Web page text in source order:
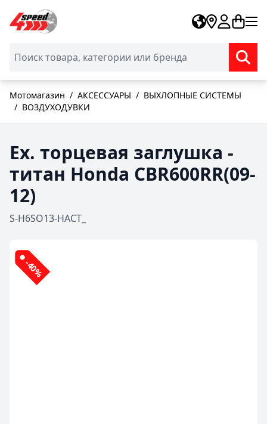
Skip to Content
Мотомагазин / АКСЕССУАРЫ / ВЫХЛОПНЫЕ СИСТЕМЫ
/ ВОЗДУХОДУВКИ
Ex. торцевая заглушка -
титан Honda CBR600RR(09-
12)
S-H6SO13-HACT_
-40%